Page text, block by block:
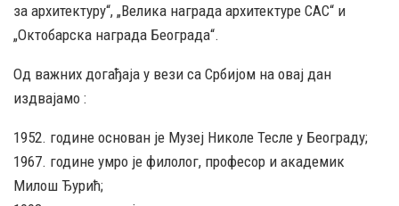
за архитектуру“, „Велика награда архитектуре САС“ и
„Октобарска награда Београда“.
Од важних догађаја у вези са Србијом на овај дан
издвајамо :
1952. године основан је Музеј Николе Тесле у Београду;
1967. године умро је филолог, професор и академик
Милош Ђурић;